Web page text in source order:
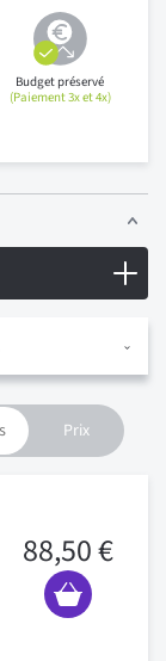
Budget préservé
(Paiement 3x et 4x)
88,50 €